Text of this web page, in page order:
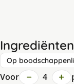
Ingrediënten
Op
Voor − 4 +